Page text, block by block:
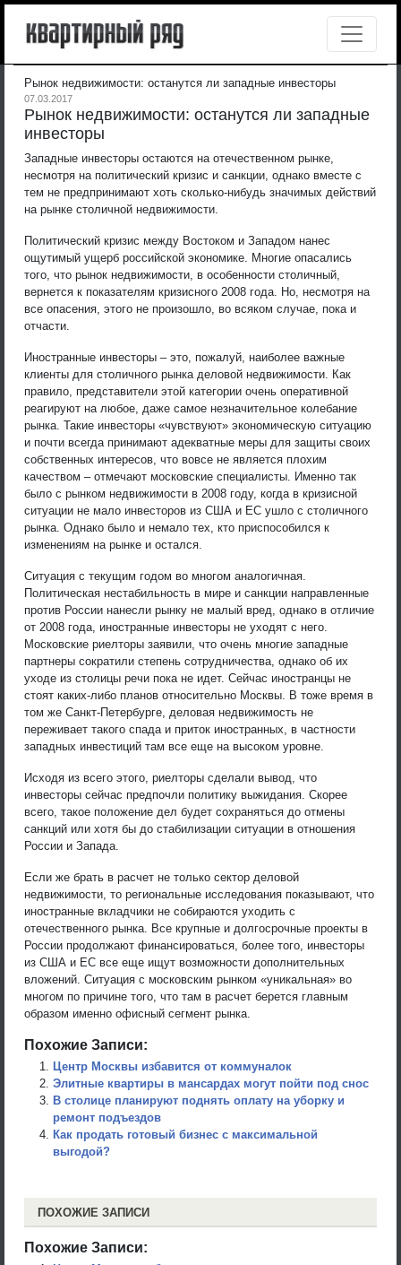
Рынок недвижимости: останутся ли западные инвесторы
07.03.2017
Рынок недвижимости: останутся ли западные
инвесторы
Западные инвесторы остаются на отечественном рынке,
несмотря на политический кризис и санкции, однако вместе с
тем не предпринимают хоть сколько-нибудь значимых действий
на рынке столичной недвижимости.
Политический кризис между Востоком и Западом нанес
ощутимый ущерб российской экономике. Многие опасались
того, что рынок недвижимости, в особенности столичный,
вернется к показателям кризисного 2008 года. Но, несмотря на
все опасения, этого не произошло, во всяком случае, пока и
отчасти.
Иностранные инвесторы – это, пожалуй, наиболее важные
клиенты для столичного рынка деловой недвижимости. Как
правило, представители этой категории очень оперативной
реагируют на любое, даже самое незначительное колебание
рынка. Такие инвесторы «чувствуют» экономическую ситуацию
и почти всегда принимают адекватные меры для защиты своих
собственных интересов, что вовсе не является плохим
качеством – отмечают московские специалисты. Именно так
было с рынком недвижимости в 2008 году, когда в кризисной
ситуации не мало инвесторов из США и ЕС ушло с столичного
рынка. Однако было и немало тех, кто приспособился к
изменениям на рынке и остался.
Ситуация с текущим годом во многом аналогичная.
Политическая нестабильность в мире и санкции направленные
против России нанесли рынку не малый вред, однако в отличие
от 2008 года, иностранные инвесторы не уходят с него.
Московские риелторы заявили, что очень многие западные
партнеры сократили степень сотрудничества, однако об их
уходе из столицы речи пока не идет. Сейчас иностранцы не
стоят каких-либо планов относительно Москвы. В тоже время в
том же Санкт-Петербурге, деловая недвижимость не
переживает такого спада и приток иностранных, в частности
западных инвестиций там все еще на высоком уровне.
Исходя из всего этого, риелторы сделали вывод, что
инвесторы сейчас предпочли политику выжидания. Скорее
всего, такое положение дел будет сохраняться до отмены
санкций или хотя бы до стабилизации ситуации в отношения
России и Запада.
Если же брать в расчет не только сектор деловой
недвижимости, то региональные исследования показывают, что
иностранные вкладчики не собираются уходить с
отечественного рынка. Все крупные и долгосрочные проекты в
России продолжают финансироваться, более того, инвесторы
из США и ЕС все еще ищут возможности дополнительных
вложений. Ситуация с московским рынком «уникальная» во
многом по причине того, что там в расчет берется главным
образом именно офисный сегмент рынка.
Похожие Записи:
Центр Москвы избавится от коммуналок
Элитные квартиры в мансардах могут пойти под снос
В столице планируют поднять оплату на уборку и
ремонт подъездов
Как продать готовый бизнес с максимальной
выгодой?
ПОХОЖИЕ ЗАПИСИ
Похожие Записи: